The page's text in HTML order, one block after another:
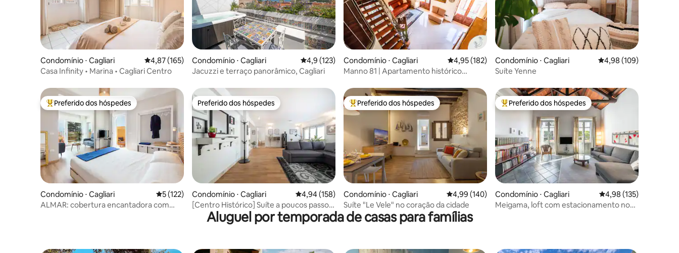
Condomínio ⋅ Cagliari 4,87 de uma avaliação média de 5, 165 avaliações
4,87 (165)
Casa Infinity • Marina • Cagliari Centro
Condomínio ⋅ Cagliari 4,9 de uma avaliação média de 5, 123 avaliações
4,9 (123)
Jacuzzi e terraço panorâmico, Cagliari
Condomínio ⋅ Cagliari 4,95 de uma avaliação média de 5, 182 avaliações
4,95 (182)
Manno 81 | Apartamento histórico
Condomínio ⋅ Cagliari 4,98 de uma avaliação
4,98 (109)
Suíte Yenne
Entre os melhores preferidos dos hóspedes
Preferido dos hóspedes
Condomínio ⋅ Cagliari 5 de uma avaliação média de 5, 122 avaliações
5 (122)
ALMAR: cobertura encantadora com
Preferido dos hóspedes
Preferido dos hóspedes
Condomínio ⋅ Cagliari 4,94 de uma avaliação média de 5, 158 avaliações
4,94 (158)
[Centro Histórico] Suíte a poucos passos
do Corso
Entre os melhores preferidos dos hóspedes
Preferido dos hóspedes
Condomínio ⋅ Cagliari 4,99 de uma avaliação média de 5, 140 avaliações
4,99 (140)
Suíte "Le Vele" no coração da cidade
Entre os melhores preferidos dos hóspedes
Preferido dos hóspedes
Condomínio ⋅ Cagliari 4,98 de uma avaliação
4,98 (135)
Meigama, loft com estacionamento no
Aluguel por temporada de casas para famílias